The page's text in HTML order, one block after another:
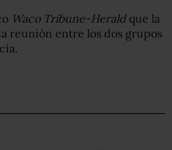
Waco Tribune-Heraldque la
reunión entre los dos grupos